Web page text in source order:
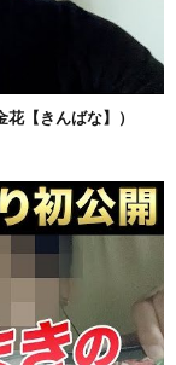
【きんばな】）